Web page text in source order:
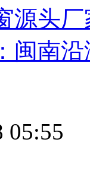
源头
闽南
05:55